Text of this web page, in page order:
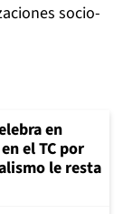
socio-
en
el TC por
le resta